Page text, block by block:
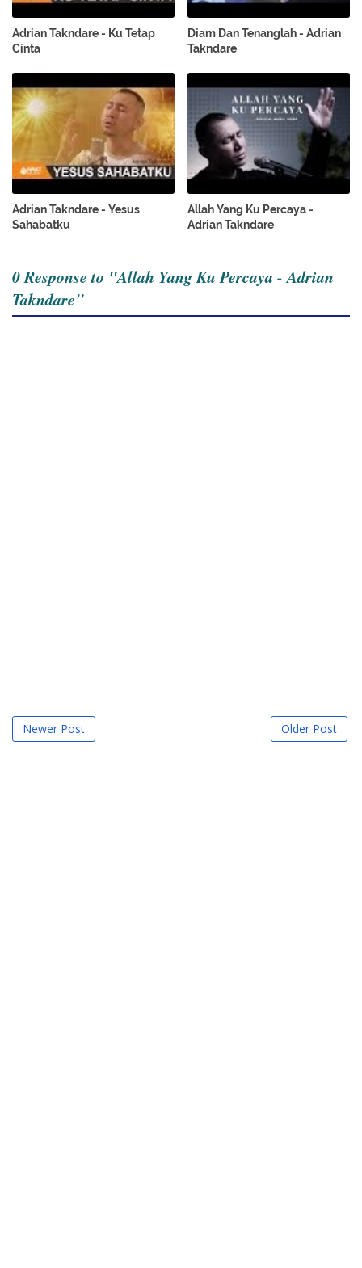
Adrian Takndare - Ku Tetap
Cinta
Diam Dan Tenanglah - Adrian
Takndare
Adrian Takndare - Yesus
Sahabatku
Allah Yang Ku Percaya -
Adrian Takndare
0 Response to "Allah Yang Ku Percaya - Adrian
Takndare"
Newer Post Older Post